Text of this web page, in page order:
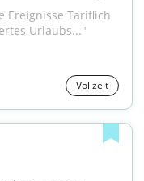
Ereignisse Tariflich
Urlaubs..."
Vollzeit